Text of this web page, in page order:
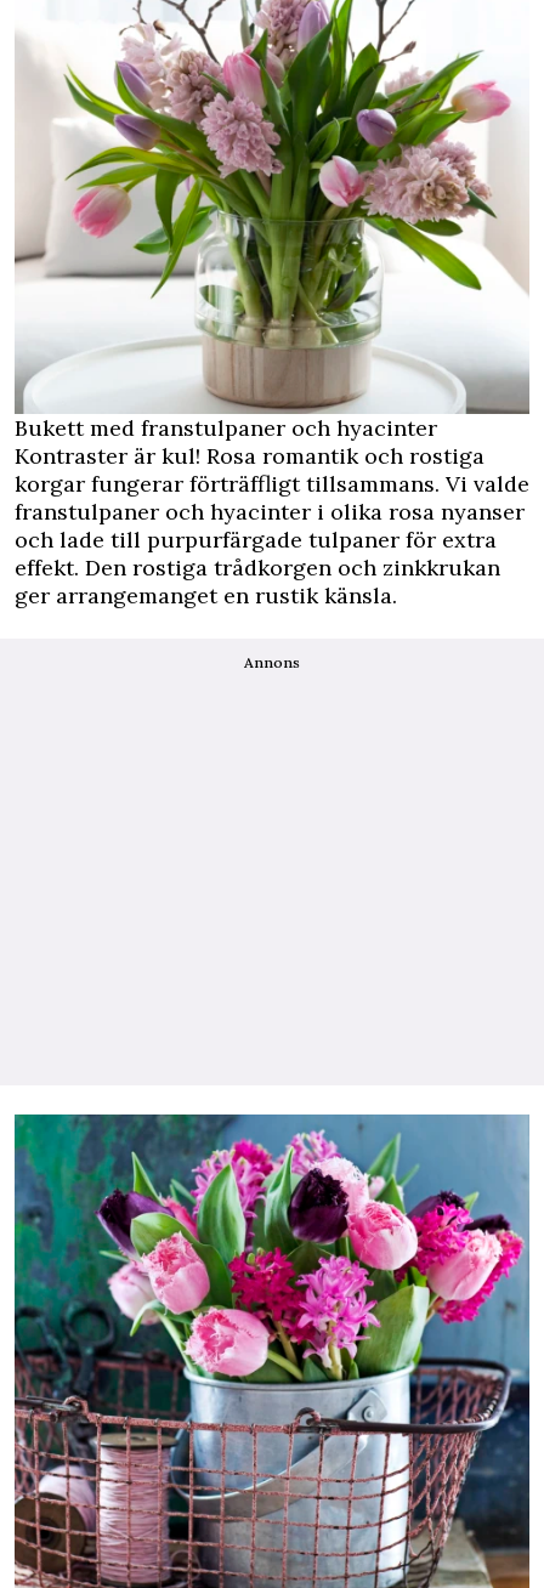
Bukett med franstulpaner och hyacinter
Kontraster är kul! Rosa romantik och rostiga
korgar fungerar förträffligt tillsammans. Vi valde
franstulpaner och hyacinter i olika rosa nyanser
och lade till purpurfärgade tulpaner för extra
effekt. Den rostiga trådkorgen och zinkkrukan
ger arrangemanget en rustik känsla.
Annons